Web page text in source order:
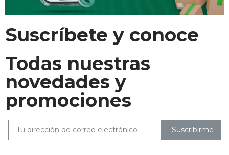
Suscríbete y conoce
Todas nuestras
novedades y
promociones
Suscribirme